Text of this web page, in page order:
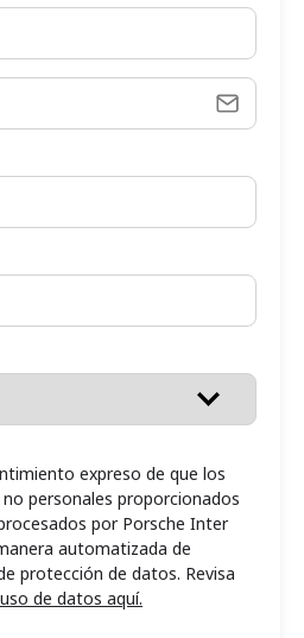
expreso de que los
personales proporcionados
por Porsche Inter
automatizada de
protección de datos. Revisa
de datos aquí.